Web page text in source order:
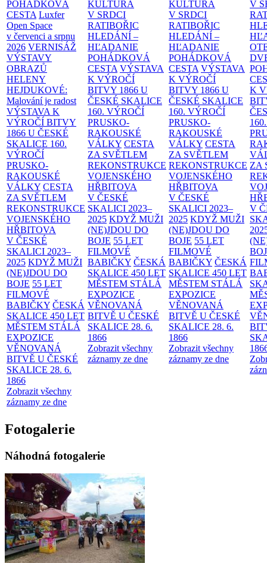
POHÁDKOVÁ
CESTA Luxfer
Open Space
v červenci a srpnu
2026 VERNISÁŽ
VÝSTAVY
OBRAZŮ
HELENY
HEJDUKOVÉ:
Malování je radost
VÝSTAVA K
VÝROČÍ BITVY
1866 U ČESKÉ
SKALICE 160.
VÝROČÍ
PRUSKO-
RAKOUSKÉ
VÁLKY CESTA
ZA SVĚTLEM
REKONSTRUKCE
VOJENSKÉHO
HŘBITOVA
V ČESKÉ
SKALICI 2023–
2025 KDYŽ MUŽI
(NE)JDOU DO
BOJE 55 LET
FILMOVÉ
BABIČKY ČESKÁ
SKALICE 450 LET
MĚSTEM STÁLÁ
EXPOZICE
VĚNOVANÁ
BITVĚ U ČESKÉ
SKALICE 28. 6.
1866
Zobrazit všechny
záznamy ze dne
KULTURA
V SRDCI
RATIBOŘIC
HLEDÁNÍ –
HĽADANIE
POHÁDKOVÁ
CESTA VÝSTAVA
K VÝROČÍ
BITVY 1866 U
ČESKÉ SKALICE
160. VÝROČÍ
PRUSKO-
RAKOUSKÉ
VÁLKY CESTA
ZA SVĚTLEM
REKONSTRUKCE
VOJENSKÉHO
HŘBITOVA
V ČESKÉ
SKALICI 2023–
2025 KDYŽ MUŽI
(NE)JDOU DO
BOJE 55 LET
FILMOVÉ
BABIČKY ČESKÁ
SKALICE 450 LET
MĚSTEM STÁLÁ
EXPOZICE
VĚNOVANÁ
BITVĚ U ČESKÉ
SKALICE 28. 6.
1866
Zobrazit všechny
záznamy ze dne
KULTURA
V SRDCI
RATIBOŘIC
HLEDÁNÍ –
HĽADANIE
POHÁDKOVÁ
CESTA VÝSTAVA
K VÝROČÍ
BITVY 1866 U
ČESKÉ SKALICE
160. VÝROČÍ
PRUSKO-
RAKOUSKÉ
VÁLKY CESTA
ZA SVĚTLEM
REKONSTRUKCE
VOJENSKÉHO
HŘBITOVA
V ČESKÉ
SKALICI 2023–
2025 KDYŽ MUŽI
(NE)JDOU DO
BOJE 55 LET
FILMOVÉ
BABIČKY ČESKÁ
SKALICE 450 LET
MĚSTEM STÁLÁ
EXPOZICE
VĚNOVANÁ
BITVĚ U ČESKÉ
SKALICE 28. 6.
1866
Zobrazit všechny
záznamy ze dne
V
K
ZA
V
Fotogalerie
Náhodná fotogalerie